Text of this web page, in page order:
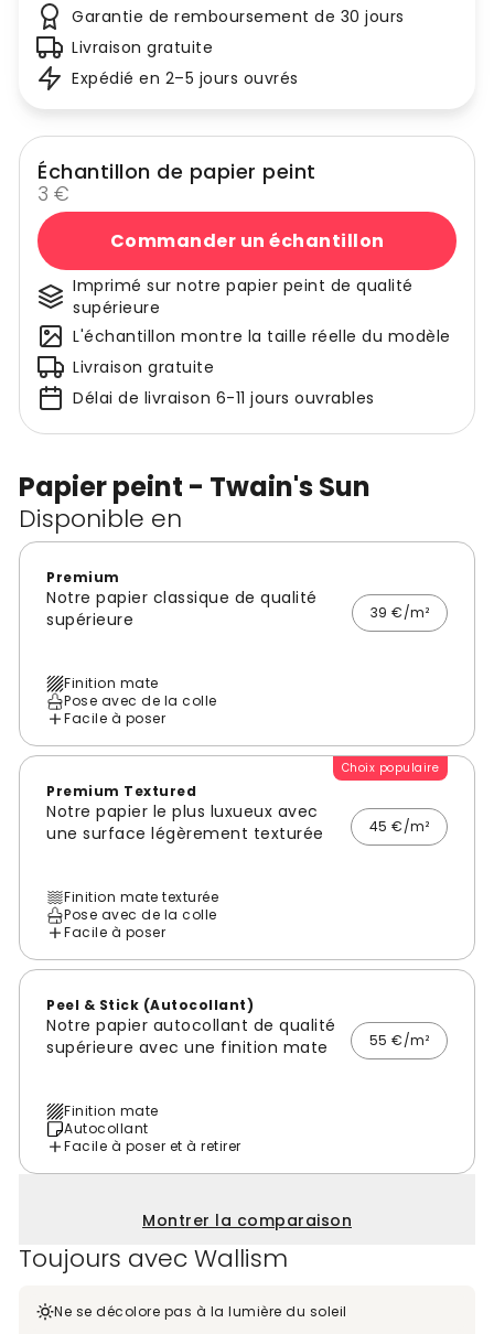
Papier peint - Twain's Sun
Disponible en
Premium
Notre papier classique de qualité
supérieure
39 €/m²
Finition mate
Pose avec de la colle
Facile à poser
Choix populaire
Premium Textured
Notre papier le plus luxueux avec
une surface légèrement texturée
45 €/m²
Finition mate texturée
Pose avec de la colle
Facile à poser
Peel & Stick (Autocollant)
Notre papier autocollant de qualité
supérieure avec une finition mate
55 €/m²
Finition mate
Autocollant
Facile à poser et à retirer
Montrer la comparaison
Toujours avec Wallism
Ne se décolore pas à la lumière du soleil
Garantie de remboursement de 30 jours
Livraison gratuite
Expédié en 2–5 jours ouvrés
Échantillon de papier peint
3 €
Commander un échantillon
Imprimé sur notre papier peint de qualité
supérieure
L'échantillon montre la taille réelle du modèle
Livraison gratuite
Délai de livraison 6-11 jours ouvrables